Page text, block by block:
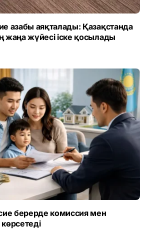
азабы аяқталады: Қазақстанда
жаңа жүйесі іске қосылады
берерде комиссия мен